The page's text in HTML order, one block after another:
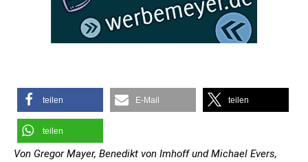
teilen E-Mail teilen
teilen
Von Gregor Mayer, Benedikt von Imhoff und Michael Evers,